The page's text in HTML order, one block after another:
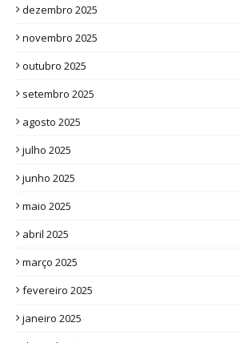
dezembro 2025
novembro 2025
outubro 2025
setembro 2025
agosto 2025
julho 2025
junho 2025
maio 2025
abril 2025
março 2025
fevereiro 2025
janeiro 2025